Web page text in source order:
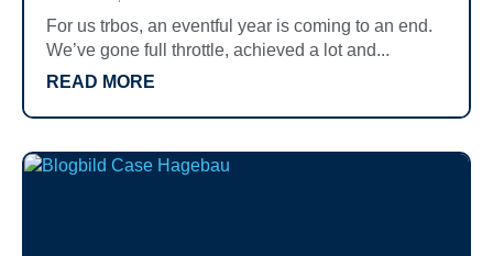
For us trbos, an eventful year is coming to an end.
We’ve gone full throttle, achieved a lot and...
READ MORE